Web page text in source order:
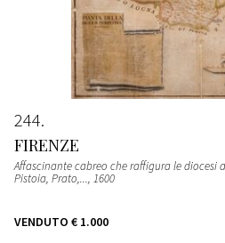
244
FIRENZE
Affascinante cabreo che raffigura le diocesi
Pistoia, Prato,..., 1600
VENDUTO € 1.000